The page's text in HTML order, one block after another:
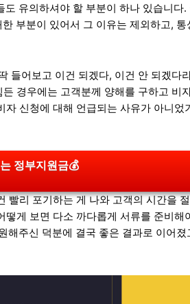
유의하셔야 할 부분이 하나 있습니다.
부분이 있어서 그 이유는 제외하고, 통
어보고 이건 되겠다, 이건 안 되겠다라
경우에는 고객분께 양해를 구하고 비
신청에 대해 언급되는 사유가 아니었
정부지원금💰
리 포기하는 게 나와 고객의 시간을
게 보면 다소 까다롭게 서류를 준비해
주신 덕분에 결국 좋은 결과로 이어